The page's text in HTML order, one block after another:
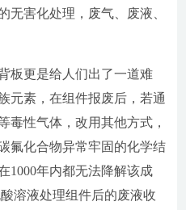
无害化处理，废气、废液、
板更是给人们出了一道难
元素，在组件报废后，若通
毒性气体，改用其他方式，
氟化合物异常牢固的化学结
1000年内都无法降解该成
溶液处理组件后的废液收